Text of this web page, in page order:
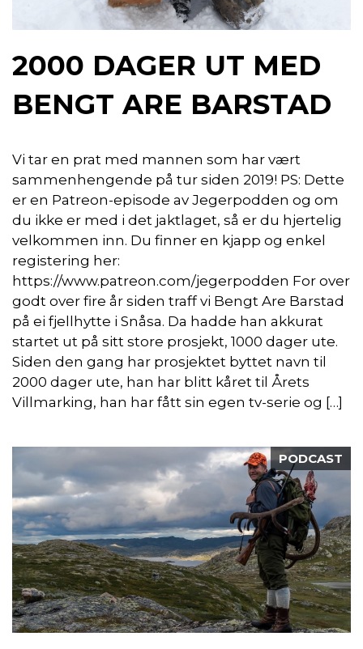
2000 DAGER UT MED
BENGT ARE BARSTAD
Vi tar en prat med mannen som har vært
sammenhengende på tur siden 2019! PS: Dette
er en Patreon-episode av Jegerpodden og om
du ikke er med i det jaktlaget, så er du hjertelig
velkommen inn. Du finner en kjapp og enkel
registering her:
https://www.patreon.com/jegerpodden For over
godt over fire år siden traff vi Bengt Are Barstad
på ei fjellhytte i Snåsa. Da hadde han akkurat
startet ut på sitt store prosjekt, 1000 dager ute.
Siden den gang har prosjektet byttet navn til
2000 dager ute, han har blitt kåret til Årets
Villmarking, han har fått sin egen tv-serie og […]
PODCAST